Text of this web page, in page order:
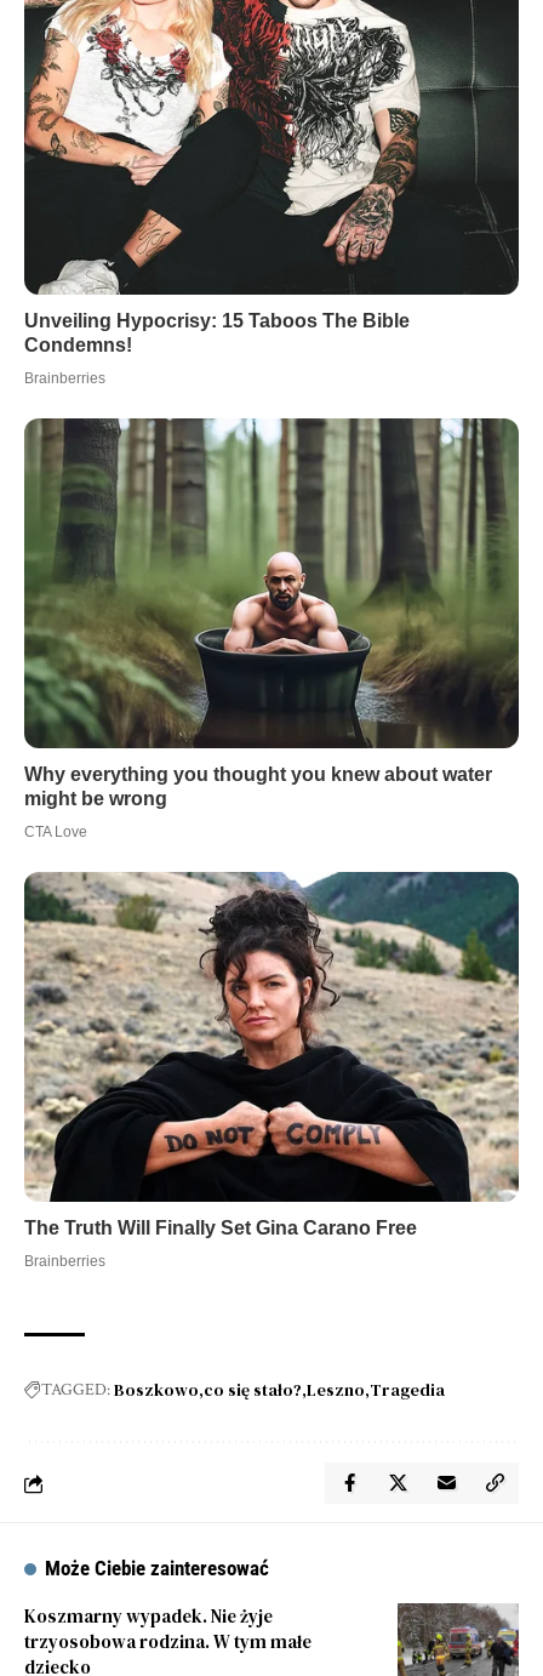
TAGGED:Boszkowo co się stało? Leszno Tragedia
Może Ciebie zainteresować
Koszmarny wypadek. Nie żyje
trzyosobowa rodzina. W tym małe
dziecko